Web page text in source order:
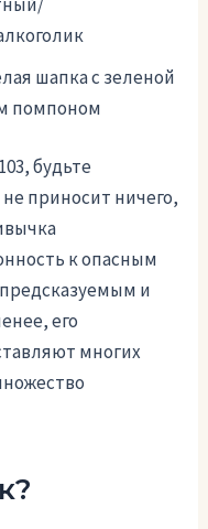
шапка с зеленой
помпоном
будьте
приносит ничего,
к опасным
и
его
многих